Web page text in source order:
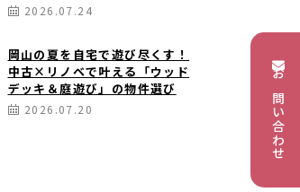
2026.07.24
岡山の夏を自宅で遊び尽くす！
中古×リノベで叶える「ウッド
デッキ＆庭遊び」の物件選び
2026.07.20 お問い合わせ